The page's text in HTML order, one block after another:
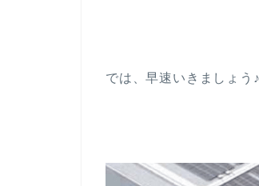
では、早速いきましょう♪